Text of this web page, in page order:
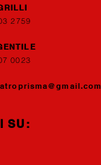
2759
E
0023
SU: